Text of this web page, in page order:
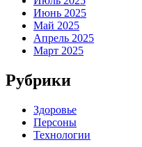
Июнь 2025
Май 2025
Апрель 2025
Март 2025
Рубрики
Здоровье
Персоны
Технологии